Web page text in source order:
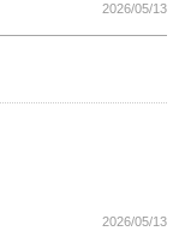
2026/05/13
2026/05/13